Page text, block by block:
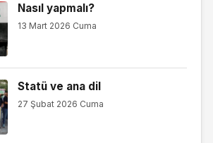
Nasıl yapmalı?
13 Mart 2026 Cuma
Statü ve ana dil
27 Şubat 2026 Cuma